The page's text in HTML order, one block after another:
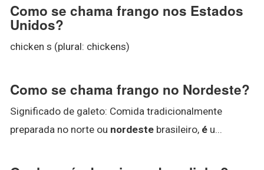
Como se chama frango nos Estados
Unidos?
chicken s (plural: chickens)
Como se chama frango no Nordeste?
Significado de galeto: Comida tradicionalmente
preparada no norte ou nordeste brasileiro, é u...